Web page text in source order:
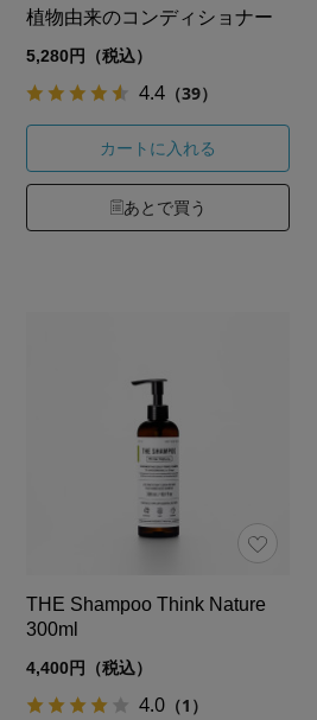
植物由来のコンディショナー
5,280円（税込）
4.4 （39）
カートに入れる
あとで買う
THE Shampoo Think Nature
300ml
4,400円（税込）
4.0 （1）